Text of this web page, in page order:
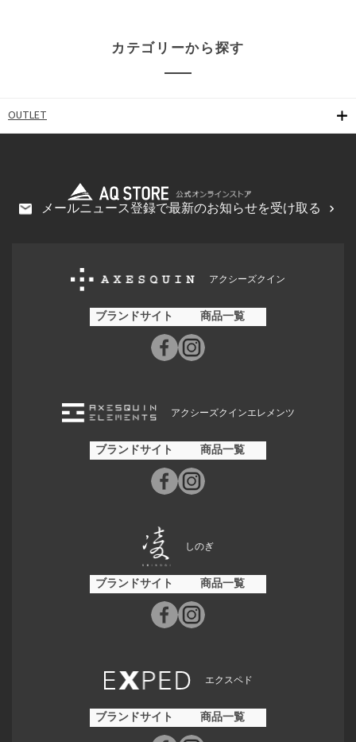
カテゴリーから探す
OUTLET
メールニュース登録で最新のお知らせを受け取る
アクシーズクイン
ブランドサイト 商品一覧
アクシーズクインエレメンツ
ブランドサイト 商品一覧
しのぎ
ブランドサイト 商品一覧
エクスペド
ブランドサイト 商品一覧